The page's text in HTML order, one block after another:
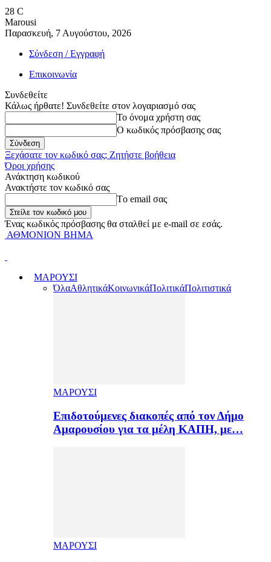
28 C
Marousi
Παρασκευή, 7 Αυγούστου, 2026
Σύνδεση / Εγγραφή
Επικοινωνία
Συνδεθείτε
Κάλως ήρθατε! Συνδεθείτε στον λογαριασμό σας
Το όνομα χρήστη σας
Ο κωδικός πρόσβασης σας
Ξεχάσατε τον κωδικό σας; Ζητήστε βοήθεια
Όροι χρήσης
Ανάκτηση κωδικού
Ανακτήστε τον κωδικό σας
Tο email σας
Ένας κωδικός πρόσβασης θα σταλθεί με e-mail σε εσάς.
ΑΘΜΟΝΙΟΝ ΒΗΜΑ
ΜΑΡΟΥΣΙ
ΌλαΑθλητικάΚοινωνικάΠολιτικάΠολιτιστικά
ΜΑΡΟΥΣΙ
Επιδοτούμενες διακοπές από τον Δήμο
Αμαρουσίου για τα μέλη ΚΑΠΗ, με…
ΜΑΡΟΥΣΙ